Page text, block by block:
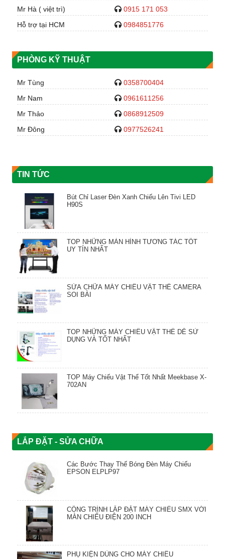
Mr Hà ( việt trì)
0915 171 053
Hỗ trợ tại HCM
0984851776
PHÒNG KỸ THUẬT
Mr Tùng
0358700404
Mr Nam
0961611256
Mr Thảo
0868912509
Mr Đông
0977526241
TIN TỨC
Bút Chỉ Laser Đèn Xanh Chiếu Lên Tivi LED
H90S
TOP NHỮNG MÀN HÌNH TƯƠNG TÁC TỐT
UY TÍN NHẤT
SỬA CHỮA MÁY CHIẾU VẬT THỂ CAMERA
SOI BÀI
TOP NHỮNG MÁY CHIẾU VẬT THỂ DỄ SỬ
DỤNG VÀ TỐT NHẤT
TOP Máy Chiếu Vật Thể Tốt Nhất Meekbase X-
702AN
LẮP ĐẶT - SỬA CHỮA
Các Bước Thay Thế Bóng Đèn Máy Chiếu
EPSON ELPLP97
CÔNG TRÌNH LẮP ĐẶT MÁY CHIẾU SMX VỚI
MÀN CHIẾU ĐIỆN 200 INCH
PHỤ KIỆN DÙNG CHO MÁY CHIẾU